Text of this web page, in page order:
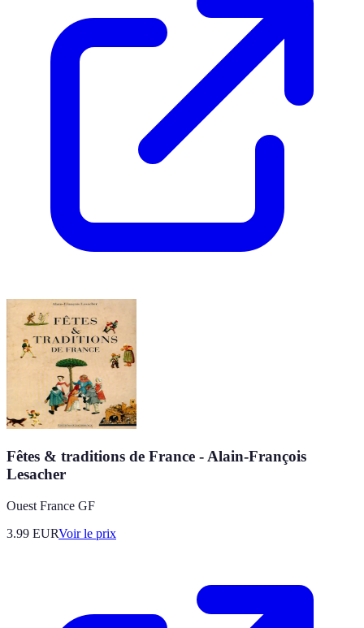
Fêtes & traditions de France - Alain-François
Lesacher
Ouest France GF
3.99 EURVoir le prix